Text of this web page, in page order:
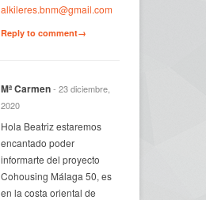
alkileres.bnm@gmail.com
Reply to comment→
Mª Carmen- 23 diciembre,
2020
Hola Beatriz estaremos
encantado poder
informarte del proyecto
Cohousing Málaga 50, es
en la costa oriental de